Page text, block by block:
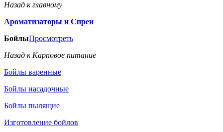
Назад к главному
Ароматизаторы и Спреи
БойлыПросмотреть
Назад к Карповое питание
Бойлы варенные
Бойлы насадочные
Бойлы пылящие
Изготовление бойлов